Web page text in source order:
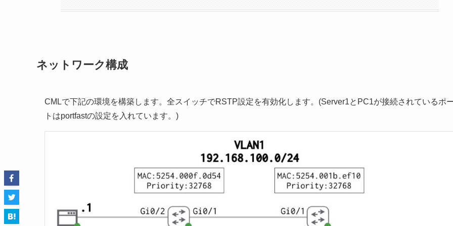
ネットワーク構成
CMLで下記の環境を構築します。全スイッチでRSTP設定を有効化します。(Server1とPC1が接続されているポ
トはportfastの設定を入れています。)